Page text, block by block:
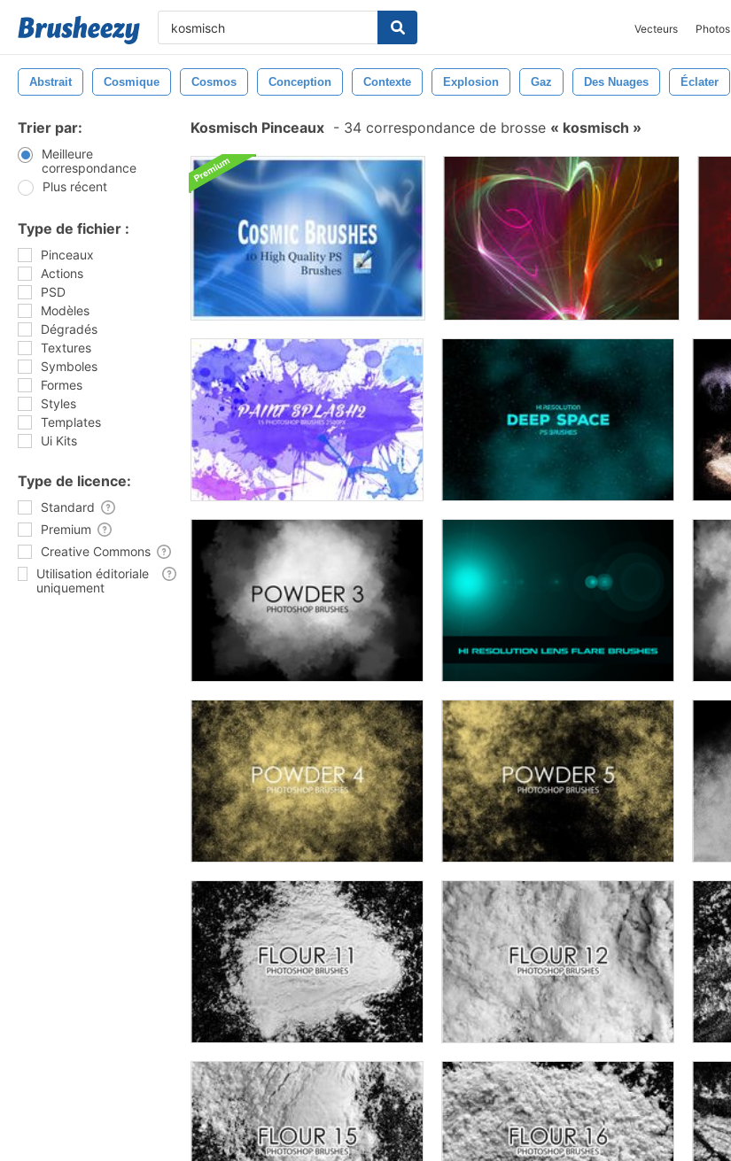
Vecteurs Photos
Abstrait Cosmique Cosmos Conception Contexte Explosion Gaz Des Nuages Éclater
Trier par:
Meilleure
correspondance
Plus récent
Type de fichier :
Pinceaux
Actions
PSD
Modèles
Dégradés
Textures
Symboles
Formes
Styles
Templates
Ui Kits
Type de licence:
Standard
Premium
Creative Commons
Utilisation éditoriale
uniquement
Kosmisch Pinceaux - 34 correspondance de brosse kosmisch